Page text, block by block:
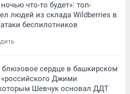
что-то будет»: топ-
людей из склада Wildberries в
беспилотников
блюзовое сердце в башкирском
«российского Джими
Шевчук основал ДДТ